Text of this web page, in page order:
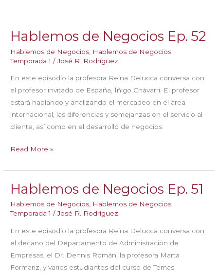
Hablemos de Negocios Ep. 52
Hablemos de Negocios Hablemos de Negocios
Temporada 1 /José R. Rodríguez
En este episodio la profesora Reina Delucca conversa con
el profesor invitado de España, Íñigo Chávarri. El profesor
estará hablando y analizando el mercadeo en el área
internacional, las diferencias y semejanzas en el servicio al
cliente, así como en el desarrollo de negocios.
Hablemos
Negocios
Ep.
Read More »
Hablemos de Negocios Ep. 51
Hablemos de Negocios, Hablemos de Negocios
Temporada 1 /José R. Rodríguez
En este episodio la profesora Reina Delucca conversa con
el decano del Departamento de Administración de
Empresas, el Dr. Dennis Román, la profesora Marta
Formariz, y varios estudiantes del curso de Temas